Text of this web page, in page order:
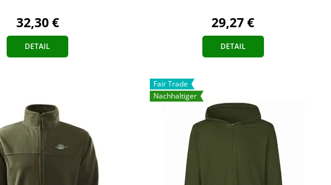
32,30 €
DETAIL
29,27 €
DETAIL
Fair Trade
Nachhaltiger